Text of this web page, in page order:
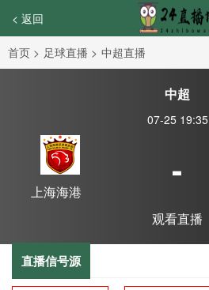
< 返回
首页 > 足球直播 > 中超直播
中超
07-25 19:35
上海海港
-
观看直播
直播信号源